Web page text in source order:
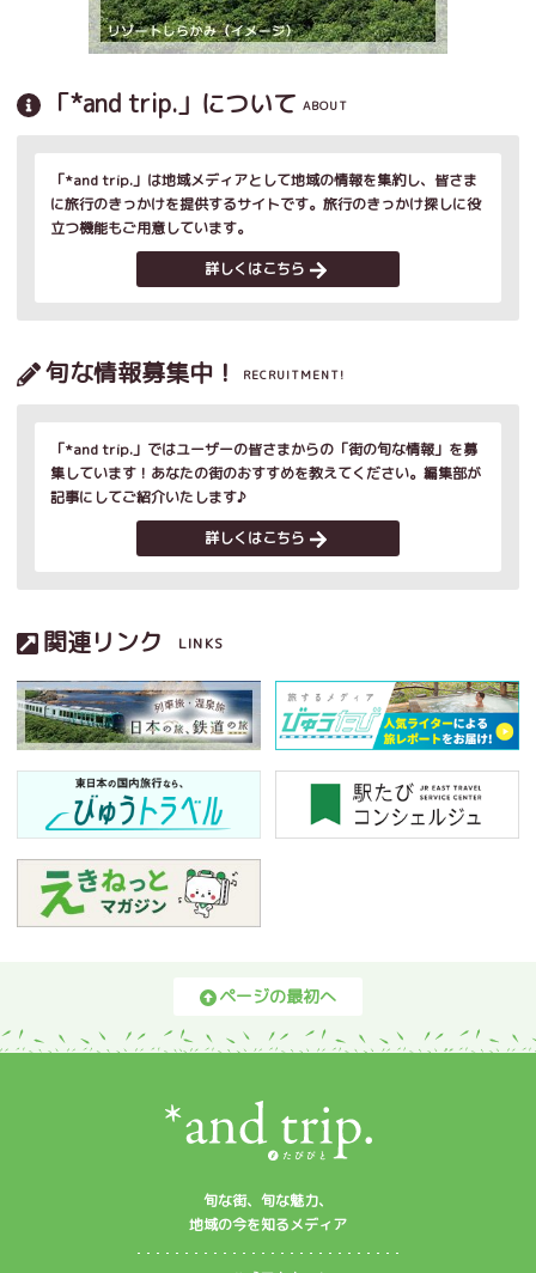
「*and trip.」について ABOUT
「*and trip.」は地域メディアとして地域の情報を集約し、皆さま
に旅行のきっかけを提供するサイトです。旅行のきっかけ探しに役
立つ機能もご用意しています。
詳しくはこちら
旬な情報募集中！ RECRUITMENT!
「*and trip.」ではユーザーの皆さまからの「街の旬な情報」を募
集しています！あなたの街のおすすめを教えてください。編集部が
記事にしてご紹介いたします♪
詳しくはこちら
関連リンク LINKS
ページの最初へ
旬な街、旬な魅力、
地域の今を知るメディア